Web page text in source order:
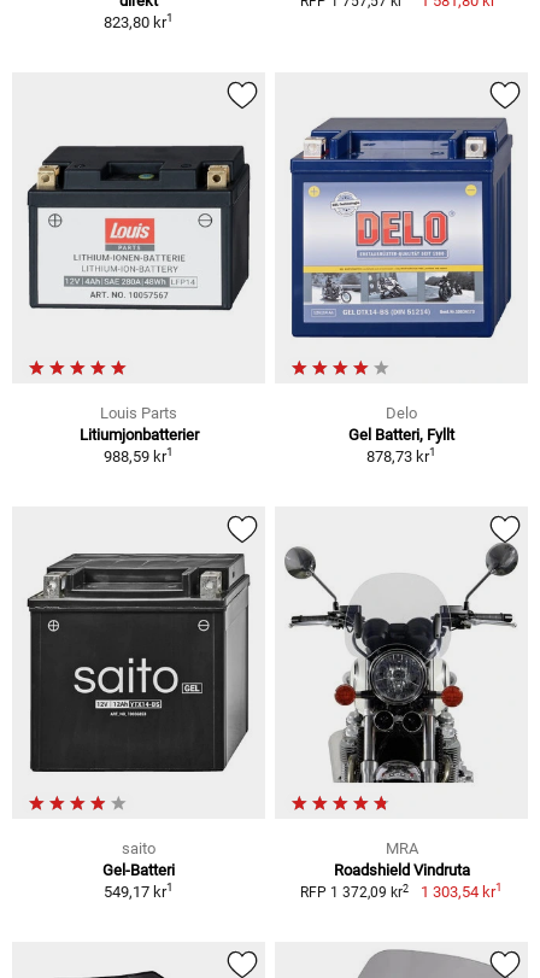
823,80 kr1
Louis Parts
Litiumjonbatterier
988,59 kr1
Delo
Gel Batteri, Fyllt
878,73 kr1
saito
Gel-Batteri
549,17 kr1
MRA
Roadshield Vindruta
RFP 1 372,09 kr2 1 303,54 kr1